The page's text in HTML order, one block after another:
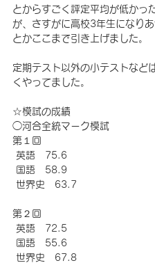
とからすごく評定平均が低かっ
が、さすがに高校3年生になり
とかここまで引き上げました。
定期テスト以外の小テストなど
くやってました。
☆模試の成績
◯河合全統マーク模試
第１回
英語　75.6
国語　58.9
世界史　63.7
第２回
英語　72.5
国語　55.6
世界史　67.8